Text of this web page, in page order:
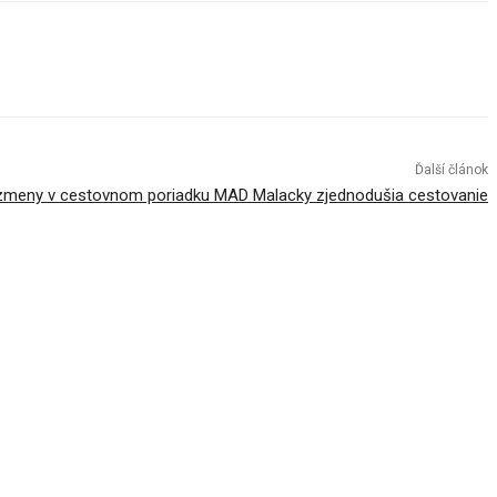
Ďalší článok
v cestovnom poriadku MAD Malacky zjednodušia cestovanie